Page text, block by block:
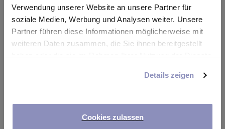
Verwendung unserer Website an unsere Partner für
soziale Medien, Werbung und Analysen weiter. Unsere
Partner führen diese Informationen möglicherweise mit
weiteren Daten zusammen, die Sie ihnen bereitgestellt
anpassen oder widerrufen. Weitere Details hierzu finden
Details zeigen
Cookies zulassen
Something went wrong. Please try refreshing the
app
Refresh